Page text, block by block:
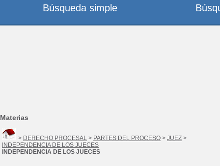
Materias
> DERECHO PROCESAL > PARTES DEL PROCESO > JUEZ >
INDEPENDENCIA DE LOS JUECES
INDEPENDENCIA DE LOS JUECES
Búsqueda simple